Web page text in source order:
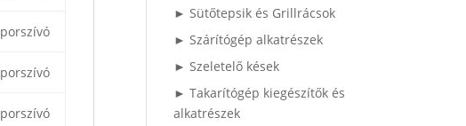
porszívó
porszívó
porszívó
► Sütőtepsik és Grillrácsok
► Szárítógép alkatrészek
► Szeletelő kések
► Takarítógép kiegészítők és
alkatrészek